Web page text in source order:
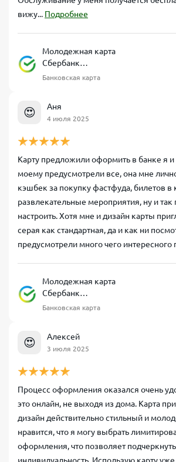
вижу... Подробнее
Молодежная карта
Сбербанк
дебетовая
Банковская карта
😍 Аня
4 июля 2025
Карту предложили оформить в банке я и
моему предусмотрели все, она мне
кэшбек за покупку фастфуда, билетов в
развлекательные мероприятия, ну и
настроить. Хотя мне и дизайн карты
серая как стандартная, да и как ни
предусмотрели много чего интересного
Молодежная карта
Сбербанк
дебетовая
Банковская карта
😍 Алексей
3 июля 2025
Процесс оформления оказался очень
это онлайн, не выходя из дома. Карта
дизайн действительно стильный и
нравится, что я могу выбрать
оформления, что позволяет